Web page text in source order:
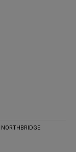
NORTHBRIDGE